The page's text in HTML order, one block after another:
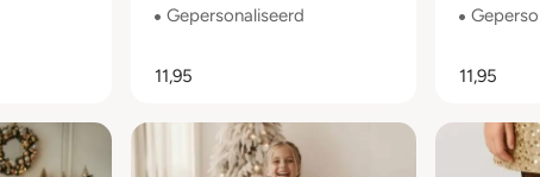
Gepersonaliseerd
11,95 11,95